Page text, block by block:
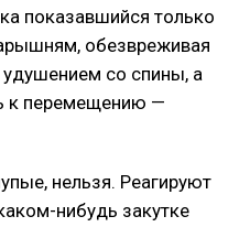
показавшийся только
обезвреживая
со спины, а
к перемещению —
нельзя. Реагируют
нибудь закутке